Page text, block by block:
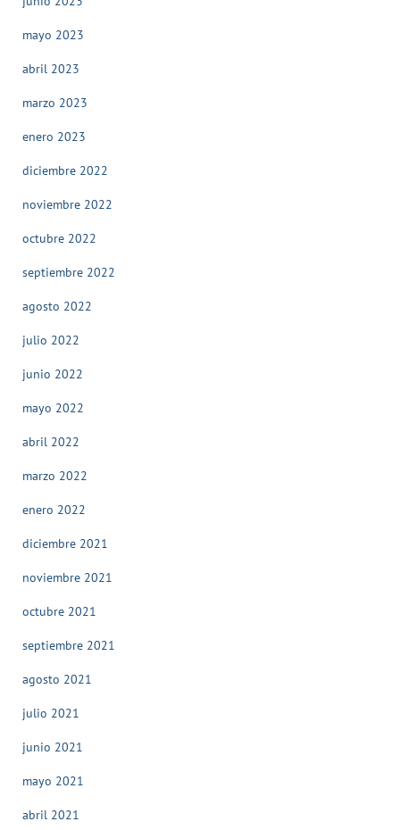
mayo 2023
abril 2023
marzo 2023
enero 2023
diciembre 2022
noviembre 2022
octubre 2022
septiembre 2022
agosto 2022
julio 2022
junio 2022
mayo 2022
abril 2022
marzo 2022
enero 2022
diciembre 2021
noviembre 2021
octubre 2021
septiembre 2021
agosto 2021
julio 2021
junio 2021
mayo 2021
abril 2021